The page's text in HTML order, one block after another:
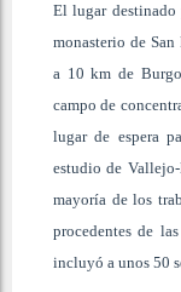
El lugar destinado
monasterio de San
a 10 km de
campo de
lugar de espera
estudio de
mayoría de los
procedentes de
incluyó a unos 50